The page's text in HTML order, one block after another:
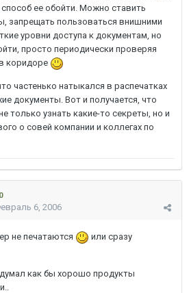
ее обойти. Можно ставить
запрещать пользоваться внишними
уровни доступа к документам, но
просто периодически проверяя
коридоре
частенько натыкался в распечатках
документы. Вот и получается, что
только узнать какие-то секреты, но и
о совей компании и коллегах по
6, 2006
не печатаются
или сразу
как бы хорошо продукты